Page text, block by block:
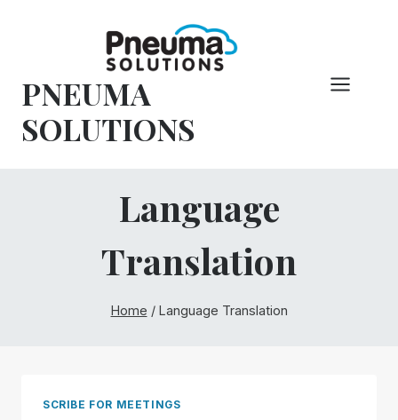
PNEUMA
SOLUTIONS
Language
Translation
Home / Language Translation
SCRIBE FOR MEETINGS